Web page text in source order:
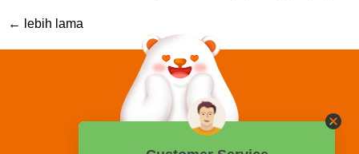
← lebih lama